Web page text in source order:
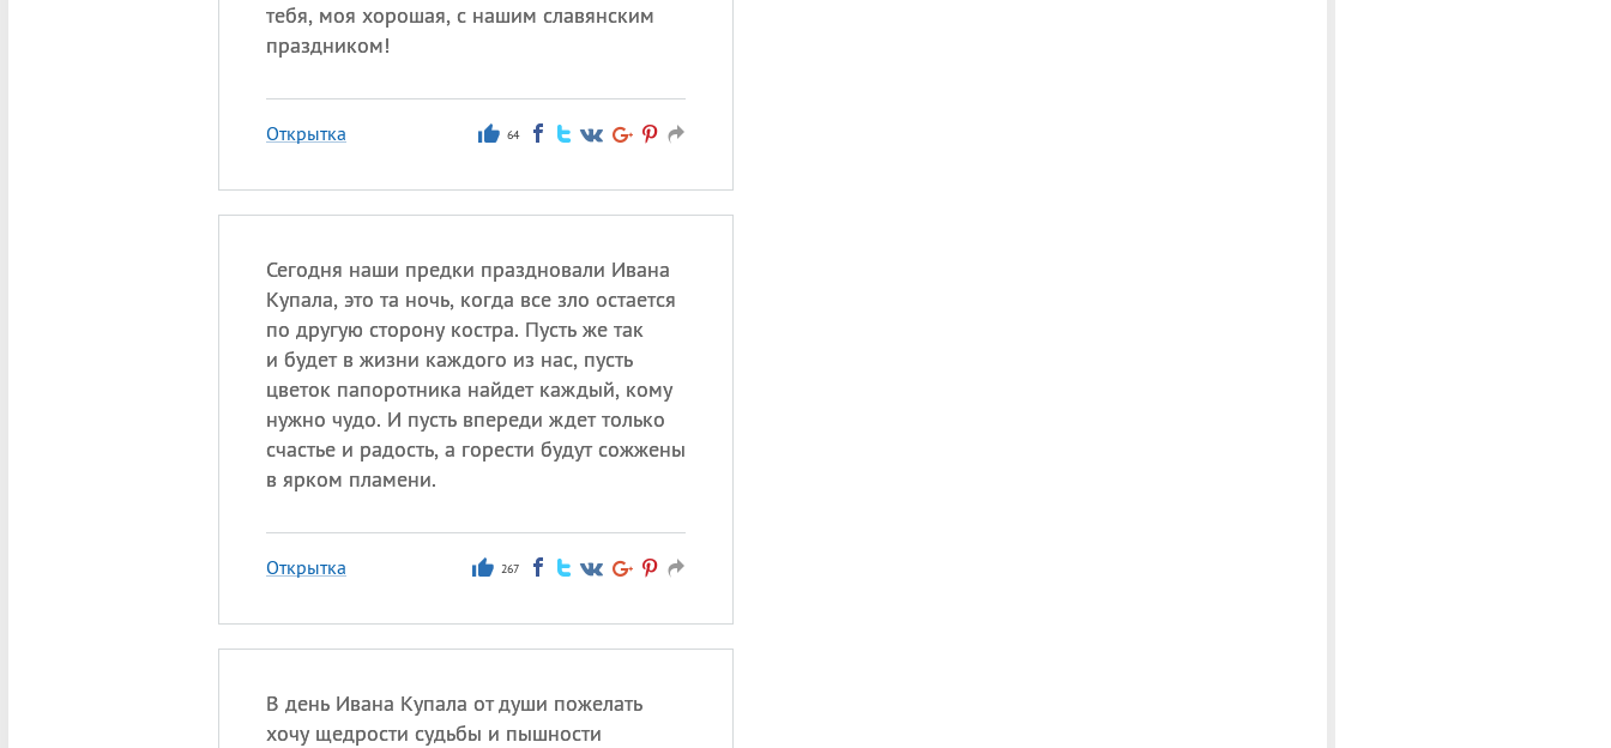
тебя, моя хорошая, с нашим славянским
праздником!
Открытка 64
Сегодня наши предки праздновали Ивана
Купала, это та ночь, когда все зло остается
по другую сторону костра. Пусть же так
и будет в жизни каждого из нас, пусть
цветок папоротника найдет каждый, кому
нужно чудо. И пусть впереди ждет только
счастье и радость, а горести будут сожжены
в ярком пламени.
Открытка 267
В день Ивана Купала от души пожелать
хочу щедрости судьбы и пышности